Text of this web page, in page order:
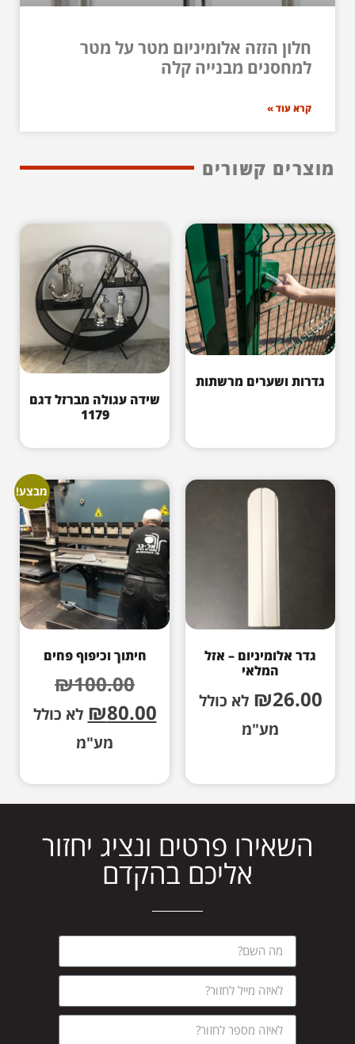
חלון הזזה אלומיניום מטר על מטר
למחסנים מבנייה קלה
קרא עוד »
מוצרים קשורים
גדרות ושערים מרשתות
שידה עגולה מברזל דגם
1179
גדר אלומיניום – אזל
המלאי
₪26.00
לא כולל
מע"מ
מבצע!
חיתוך וכיפוף פחים
₪100.00
₪80.00
לא כולל
מע"מ
השאירו פרטים ונציג יחזור
אליכם בהקדם